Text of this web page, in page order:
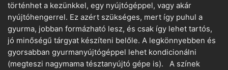
történhet a kezünkkel, egy nyújtógéppel, vagy akár
nyújtóhengerrel. Ez azért szükséges, mert így puhul a
gyurma, jobban formázható lesz, és csak így lehet tartós,
jó minőségű tárgyat készíteni belőle. A legkönnyebben és
gyorsabban gyurmanyújtógéppel lehet kondicionálni
(megteszi nagymama tésztanyújtó gépe is). A színek